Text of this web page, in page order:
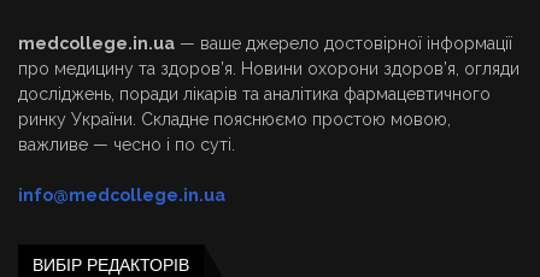
medcollege.in.ua — ваше джерело достовірної інформації
про медицину та здоров’я. Новини охорони здоров’я, огляди
досліджень, поради лікарів та аналітика фармацевтичного
ринку України. Складне пояснюємо простою мовою,
важливе — чесно і по суті.
info@medcollege.in.ua
ВИБІР РЕДАКТОРІВ